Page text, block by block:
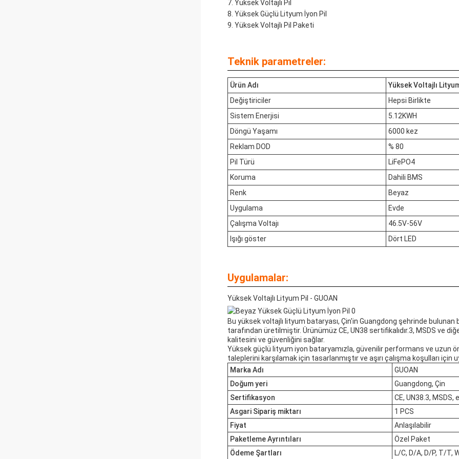
Yüksek Voltajlı Pil
Yüksek Güçlü Lityum İyon Pil
Yüksek Voltajlı Pil Paketi
Teknik parametreler:
Ürün Adı
Yüksek Voltajlı
Değiştiriciler
Hepsi Birlikte
Sistem Enerjisi
5.12KWH
Döngü Yaşamı
6000 kez
Reklam DOD
% 80
Pil Türü
LiFePO4
Koruma
Dahili BMS
Renk
Beyaz
Uygulama
Evde
Çalışma Voltajı
46.5V-56V
Işığı göster
Dört LED
Uygulamalar:
Yüksek Voltajlı Lityum Pil - GUOAN
Bu yüksek voltajlı lityum bataryası, Çin'in Guangdong şehrinde
tarafından üretilmiştir. Ürünümüz CE, UN38 sertifikalıdır.3, MSDS ve
kalitesini ve güvenliğini sağlar.
Yüksek güçlü lityum iyon bataryamızla, güvenilir performans ve uzun
taleplerini karşılamak için tasarlanmıştır ve aşırı çalışma koşulları için
Marka Adı
GUOAN
Doğum yeri
Guangdong, Çin
Sertifikasyon
CE, UN38.3, MSDS,
Asgari Sipariş miktarı
1 PCS
Fiyat
Anlaşılabilir
Paketleme Ayrıntıları
Özel Paket
Ödeme Şartları
L/C, D/A, D/P, T/T,